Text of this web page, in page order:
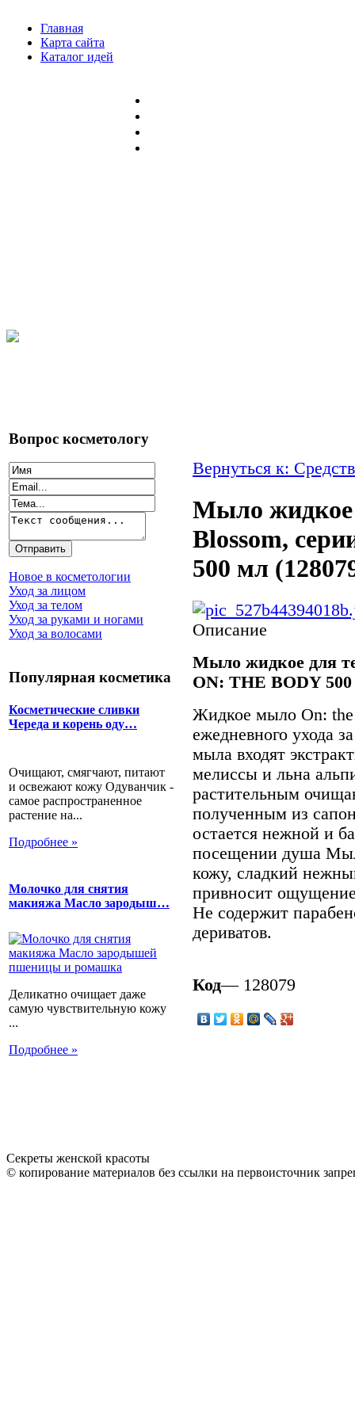
Главная
Карта сайта
Каталог идей
Вопрос косметологу
Новое в косметологии
Уход за лицом
Уход за телом
Уход за руками и ногами
Уход за волосами
Популярная косметика
Косметические сливки
Череда и корень оду…
Очищают, смягчают, питают
и освежают кожу Одуванчик -
самое распространенное
растение на...
Подробнее »
Молочко для снятия
макияжа Масло зародыш…
Деликатно очищает даже
самую чувствительную кожу
...
Подробнее »
Вернуться к:
Мыло жидкое
Blossom,
500 мл
Описание
Мыло жидкое для
ON: THE BODY 500
Жидкое мыло On: the
ежедневного ухода
мыла входят
мелиссы и льна
растительным
полученным из
остается нежной и
посещении душа
кожу, сладкий
привносит
Не содержит
дериватов.
Код— 128079
Секреты женской красоты
© копирование материалов без ссылки на первоисточник